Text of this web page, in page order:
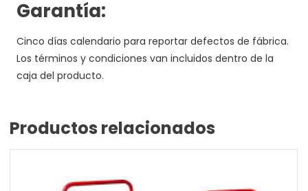
Garantía:
Cinco días calendario para reportar defectos de fábrica.
Los términos y condiciones van incluidos dentro de la
caja del producto.
Productos relacionados